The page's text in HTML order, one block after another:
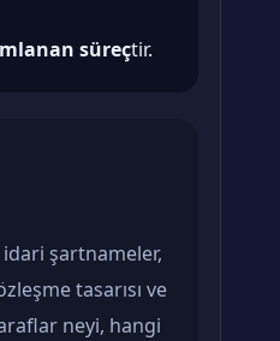
süreçtir.
şartnameler,
tasarısı ve
neyi, hangi